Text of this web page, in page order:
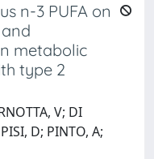
n-3 PUFA on
metabolic
type 2
V; DI
D; PINTO, A;